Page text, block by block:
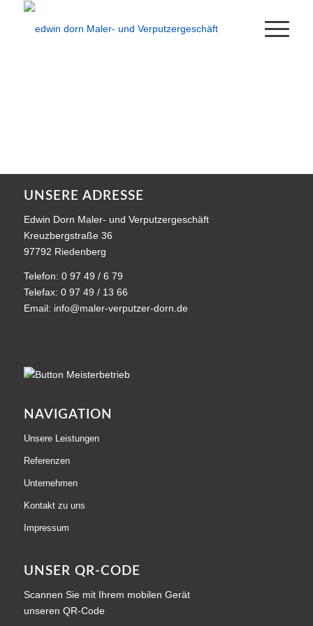
UNSERE ADRESSE
Edwin Dorn Maler- und Verputzergeschäft
Kreuzbergstraße 36
97792 Riedenberg
Telefon: 0 97 49 / 6 79
Telefax: 0 97 49 / 13 66
Email: info@maler-verputzer-dorn.de
NAVIGATION
Unsere Leistungen
Referenzen
Unternehmen
Kontakt zu uns
Impressum
UNSER QR-CODE
Scannen Sie mit Ihrem mobilen Gerät
unseren QR-Code